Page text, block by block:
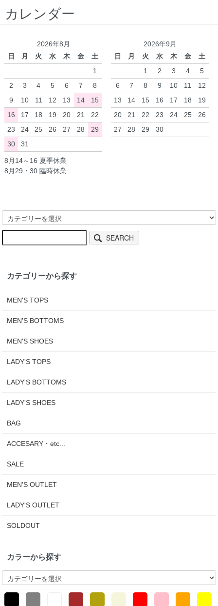
カレンダー
2026年8月
日
月 火 水 木 金
土
1
2
3 4 5 6 7
8
9
10 11 12 13 14
15
16
17 18 19 20 21
22
23
24 25 26 27 28
29
30
31
2026年9月
日
月 火 水 木 金
土
1
2 3 4
5
6
7 8 9 10 11
12
13
14 15 16 17 18
19
20
21 22 23 24 25
26
27
28 29 30
8月14～16 夏季休業
8月29・30 臨時休業
SEARCH
カテゴリーから探す
MEN'S TOPS
MEN'S BOTTOMS
MEN'S SHOES
LADY'S TOPS
LADY'S BOTTOMS
LADY'S SHOES
BAG
ACCESARY・etc...
SALE
MEN'S OUTLET
LADY'S OUTLET
SOLDOUT
カラーから探す